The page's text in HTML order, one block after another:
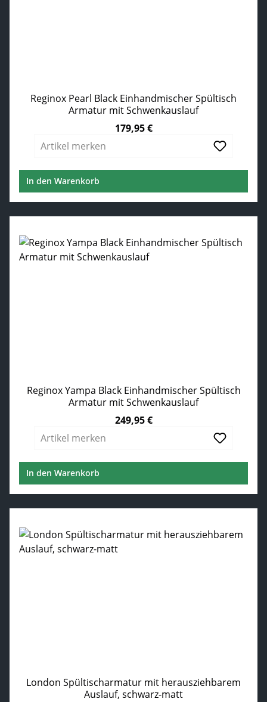
Reginox Pearl Black Einhandmischer Spültisch
Armatur mit Schwenkauslauf
179,95 €
Artikel merken
In den Warenkorb
Reginox Yampa Black Einhandmischer Spültisch
Armatur mit Schwenkauslauf
249,95 €
Artikel merken
In den Warenkorb
London Spültischarmatur mit herausziehbarem
Auslauf, schwarz-matt